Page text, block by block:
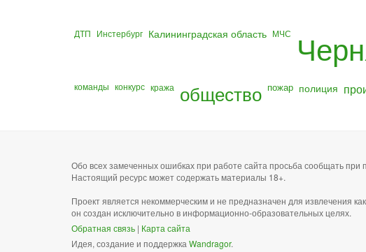
ДТП Инстербург Калининградская область МЧС
команды конкурс кража общество пожар полиция
Обо всех замеченных ошибках при работе сайта просьба сообщать
Настоящий ресурс может содержать материалы 18+.
Проект является некоммерческим и не предназначен для извлечения
он создан исключительно в информационно-образовательных целях.
Обратная связь | Карта сайта
Идея, создание и поддержка Wandragor.